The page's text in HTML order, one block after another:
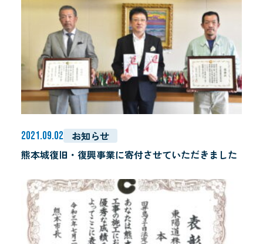
2021.09.02
お知らせ
熊本城復旧・復興事業に寄付させていただきました